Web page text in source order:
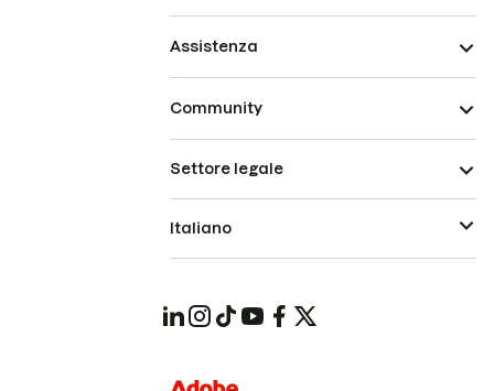
Assistenza
Community
Settore legale
Italiano